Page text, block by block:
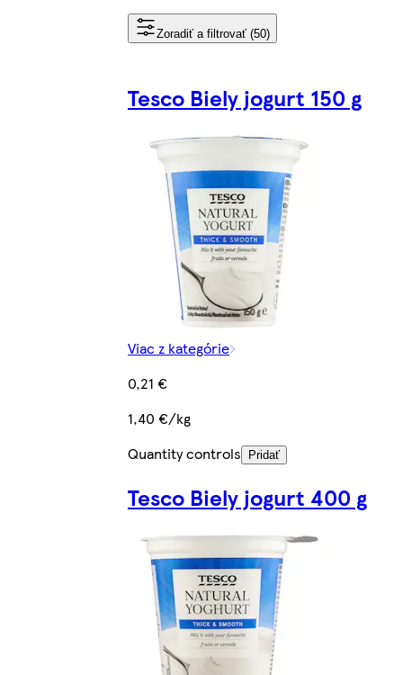
Zoradiť a filtrovať (50)
Tesco Biely jogurt 150 g
Viac z kategórie
0,21 €
1,40 €/kg
Quantity controls
Pridať
Tesco Biely jogurt 400 g